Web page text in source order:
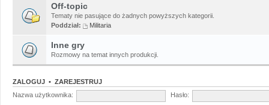
Off-topic
Tematy nie pasujące do żadnych powyższych kategorii.
Poddział:
Militaria
Inne gry
Rozmowy na temat innych produkcji.
ZALOGUJ • ZAREJESTRUJ
Nazwa użytkownika:
Hasło: